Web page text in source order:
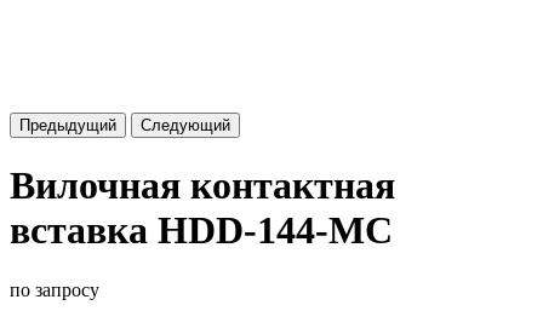
Предыдущий Следующий
Вилочная контактная
вставка HDD-144-MC
по запросу